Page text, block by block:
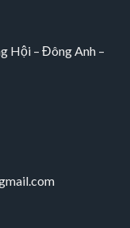
Hội – Đông Anh –